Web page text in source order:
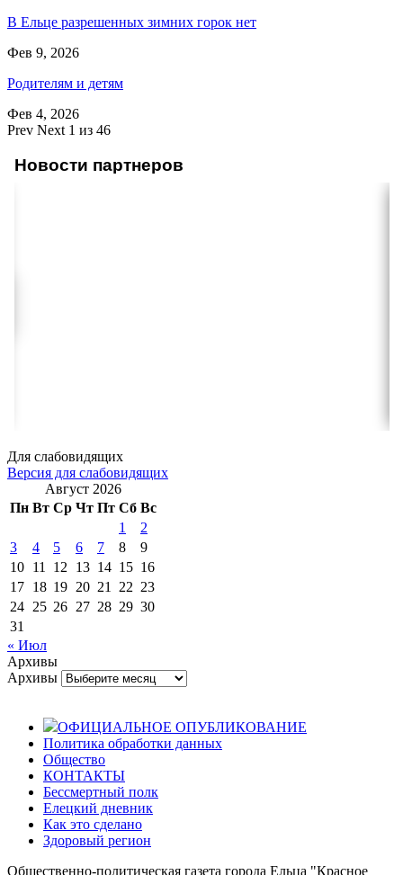
В Ельце разрешенных зимних горок нет
Фев 9, 2026
Родителям и детям
Фев 4, 2026
Prev Next 1 из 46
Новости партнеров
Для слабовидящих
Версия для слабовидящих
Август 2026
Пн Вт Ср Чт Пт Сб Вс
1
2
3
4 5 6 7 8
9
10 11 12 13 14 15 16
17 18 19 20 21 22 23
24 25 26 27 28 29 30
31
« Июл
Архивы
Архивы
ОФИЦИАЛЬНОЕ ОПУБЛИКОВАНИЕ
Политика обработки данных
Общество
КОНТАКТЫ
Бессмертный полк
Елецкий дневник
Как это сделано
Здоровый регион
Общественно-политическая газета города Ельца "Красное